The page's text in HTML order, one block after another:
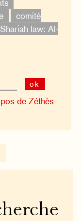
comité
Shariah law: Al-
ok
de Zéthès